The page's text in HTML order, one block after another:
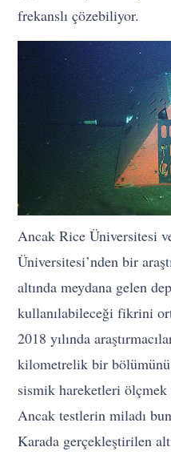
frekanslı çözebiliyor.
Ancak Rice Üniversitesi
Üniversitesi’nden bir
altında meydana gelen
kullanılabileceği fikrini
2018 yılında
kilometrelik bir bölümünü
sismik hareketleri
Ancak testlerin miladı
Karada gerçekleştirilen